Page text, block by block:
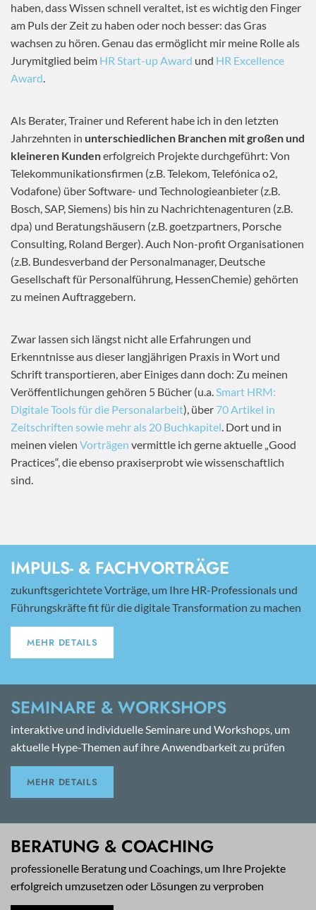
haben, dass Wissen schnell veraltet, ist es wichtig den Finger
am Puls der Zeit zu haben oder noch besser: das Gras
wachsen zu hören. Genau das ermöglicht mir meine Rolle als
Jurymitglied beim HR Start-up Award und HR Excellence
Award.
Als Berater, Trainer und Referent habe ich in den letzten
Jahrzehnten in unterschiedlichen Branchen mit großen und
kleineren Kundenerfolgreich Projekte durchgeführt: Von
Telekommunikationsfirmen (z.B. Telekom, Telefónica o2,
Vodafone) über Software- und Technologieanbieter (z.B.
Bosch, SAP, Siemens) bis hin zu Nachrichtenagenturen (z.B.
dpa) und Beratungshäusern (z.B. goetzpartners, Porsche
Consulting, Roland Berger). Auch Non-profit Organisationen
(z.B. Bundesverband der Personalmanager, Deutsche
Gesellschaft für Personalführung, HessenChemie) gehörten
zu meinen Auftraggebern.
Zwar lassen sich längst nicht alle Erfahrungen und
Erkenntnisse aus dieser langjährigen Praxis in Wort und
Schrift transportieren, aber Einiges dann doch: Zu meinen
Veröffentlichungen gehören 5 Bücher (u.a.Smart HRM:
Digitale Tools für die Personalarbeit), über 70 Artikel in
Zeitschriften sowie mehr als 20 Buchkapitel. Dort und in
meinen vielen Vorträgen vermittle ich gerne aktuelle „Good
Practices“, die ebenso praxiserprobt wie wissenschaftlich
sind.
IMPULS- & FACHVORTRÄGE
zukunftsgerichtete Vorträge, um Ihre HR-Professionals und
Führungskräfte fit für die digitale Transformation zu machen
MEHR DETAILS
SEMINARE & WORKSHOPS
interaktive und individuelle Seminare und Workshops, um
aktuelle Hype-Themen auf ihre Anwendbarkeit zu prüfen
MEHR DETAILS
BERATUNG & COACHING
professionelle Beratung und Coachings, um Ihre Projekte
erfolgreich umzusetzen oder Lösungen zu verproben